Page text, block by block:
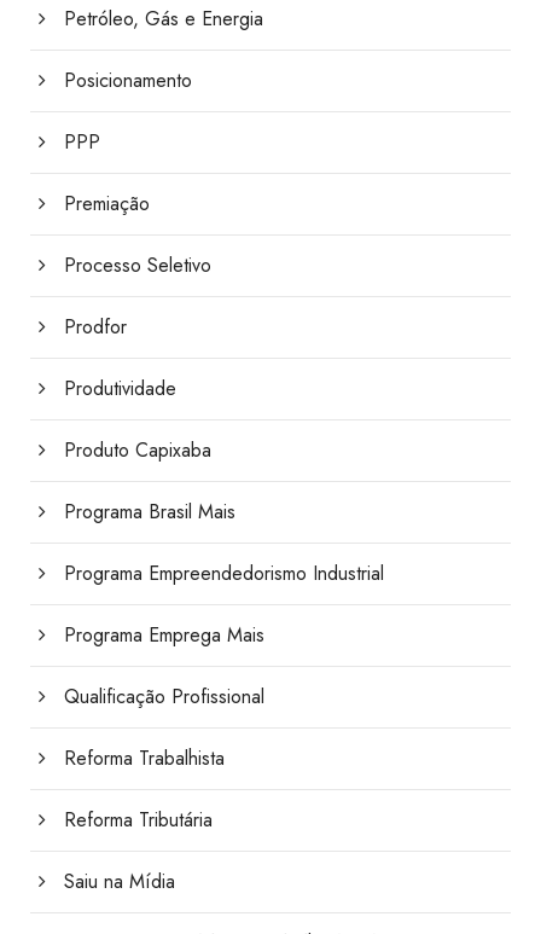
Petróleo, Gás e Energia
Posicionamento
PPP
Premiação
Processo Seletivo
Prodfor
Produtividade
Produto Capixaba
Programa Brasil Mais
Programa Empreendedorismo Industrial
Programa Emprega Mais
Qualificação Profissional
Reforma Trabalhista
Reforma Tributária
Saiu na Mídia